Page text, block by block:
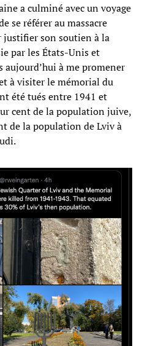
a culminé avec un voyage
se référer au massacre
justifier son soutien à la
par les États-Unis et
aujourd’hui à me promener
à visiter le mémorial du
été tués entre 1941 et
cent de la population juive,
de la population de Lviv à